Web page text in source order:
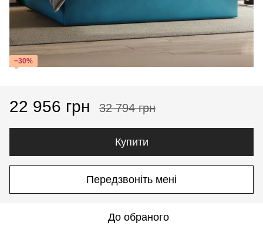
−30%
22 956 грн 32 794 грн
Купити
Передзвоніть мені
До обраного